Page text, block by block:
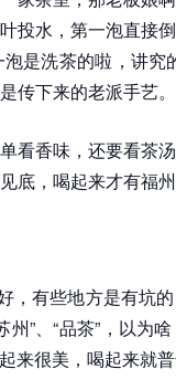
投水，第一泡直接
是洗茶的啦，讲
传下来的老派手艺。
看香味，还要看茶
底，喝起来才有福
，有些地方是有坑
”、“品茶”，以为
来很美，喝起来就